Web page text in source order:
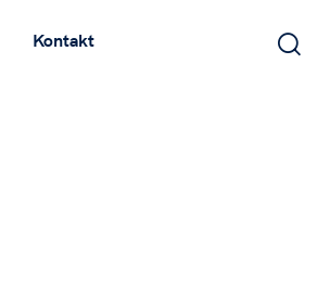
Kontakt